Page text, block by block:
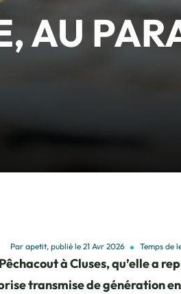
AU
Par apetit, publié le 21 Avr 2026 Temps de
à Cluses, qu’elle a
transmise de génération